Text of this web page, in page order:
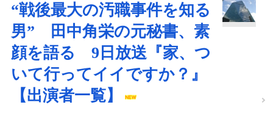
“戦後最大の汚職事件を知る
男” 田中角栄の元秘書、素
顔を語る 9日放送『家、つ
いて行ってイイですか？』
【出演者一覧】